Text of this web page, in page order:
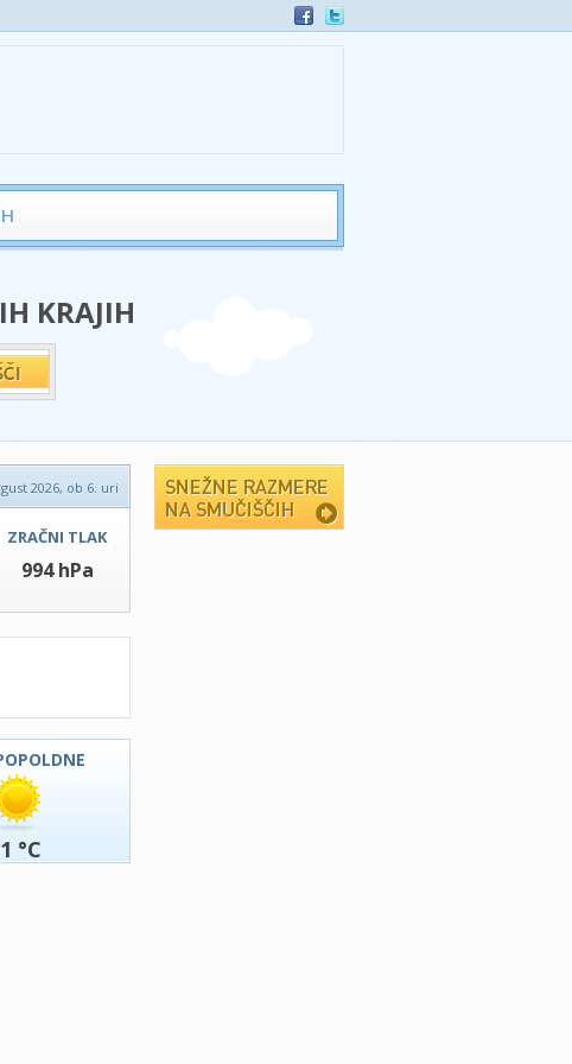
KRAJIH
2026, ob 6. uri
ZRAČNI TLAK
994 hPa
°C